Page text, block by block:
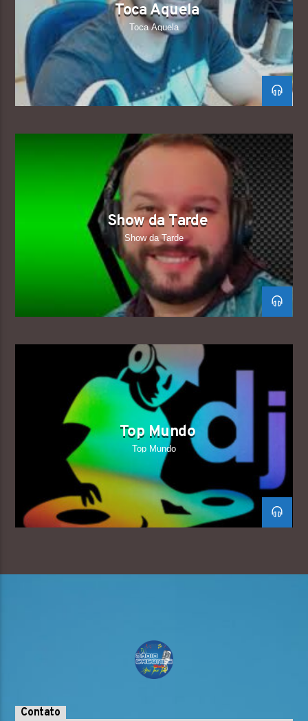
Toca Aquela
Toca Aquela
Show da Tarde
Show da Tarde
Top Mundo
Top Mundo
Contato